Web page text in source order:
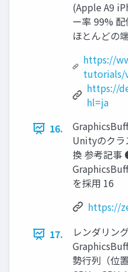
(Apple A9
ー率 99%
ほとんどの
https://
tutorials/
https://
hl=ja
16.
Unityのク
換 参考記
を採用 16
https://
17.
レンダリン
勢行列（位